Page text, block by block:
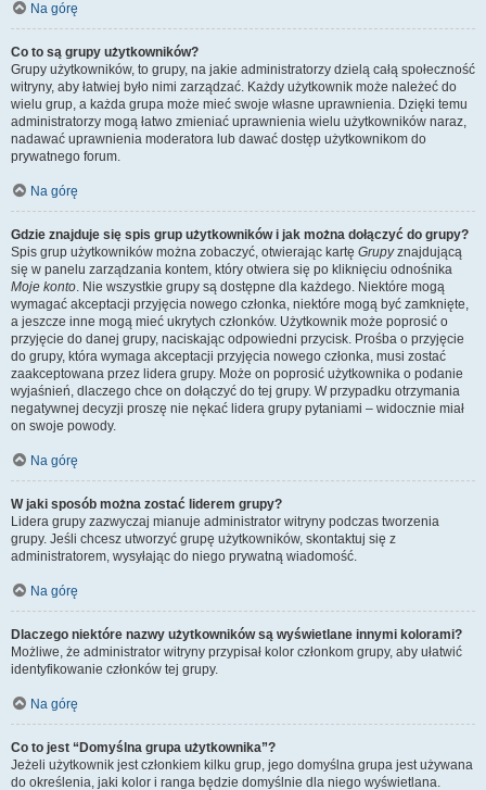
Na górę
Co to są grupy użytkowników?
Grupy użytkowników, to grupy, na jakie administratorzy dzielą całą społeczność
witryny, aby łatwiej było nimi zarządzać. Każdy użytkownik może należeć do
wielu grup, a każda grupa może mieć swoje własne uprawnienia. Dzięki temu
administratorzy mogą łatwo zmieniać uprawnienia wielu użytkowników naraz,
nadawać uprawnienia moderatora lub dawać dostęp użytkownikom do
prywatnego forum.
Na górę
Gdzie znajduje się spis grup użytkowników i jak można dołączyć do grupy?
Spis grup użytkowników można zobaczyć, otwierając kartę Grupyznajdującą
się w panelu zarządzania kontem, który otwiera się po kliknięciu odnośnika
Moje konto. Nie wszystkie grupy są dostępne dla każdego. Niektóre mogą
wymagać akceptacji przyjęcia nowego członka, niektóre mogą być zamknięte,
a jeszcze inne mogą mieć ukrytych członków. Użytkownik może poprosić o
przyjęcie do danej grupy, naciskając odpowiedni przycisk. Prośba o przyjęcie
do grupy, która wymaga akceptacji przyjęcia nowego członka, musi zostać
zaakceptowana przez lidera grupy. Może on poprosić użytkownika o podanie
wyjaśnień, dlaczego chce on dołączyć do tej grupy. W przypadku otrzymania
negatywnej decyzji proszę nie nękać lidera grupy pytaniami – widocznie miał
on swoje powody.
Na górę
W jaki sposób można zostać liderem grupy?
Lidera grupy zazwyczaj mianuje administrator witryny podczas tworzenia
grupy. Jeśli chcesz utworzyć grupę użytkowników, skontaktuj się z
administratorem, wysyłając do niego prywatną wiadomość.
Na górę
Dlaczego niektóre nazwy użytkowników są wyświetlane innymi kolorami?
Możliwe, że administrator witryny przypisał kolor członkom grupy, aby ułatwić
identyfikowanie członków tej grupy.
Na górę
Co to jest “Domyślna grupa użytkownika”?
Jeżeli użytkownik jest członkiem kilku grup, jego domyślna grupa jest używana
do określenia, jaki kolor i ranga będzie domyślnie dla niego wyświetlana.